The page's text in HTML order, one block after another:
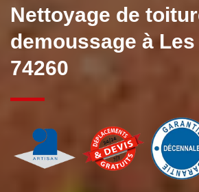
Nettoyage de
demoussage à
74260